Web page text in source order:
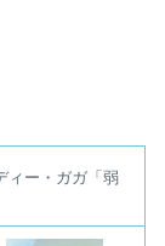
ィー・ガガ「弱